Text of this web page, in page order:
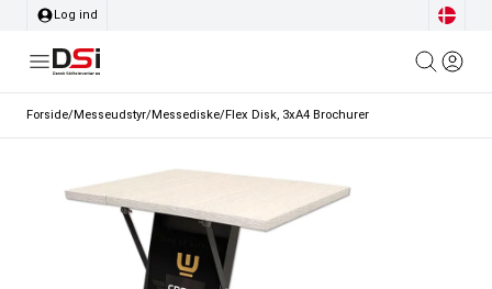
Log ind
Forside/Messeudstyr/Messediske/Flex Disk, 3xA4 Brochurer